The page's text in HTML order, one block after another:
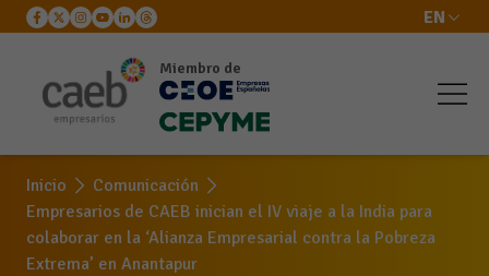
EN
Miembro de
Inicio
Comunicación
Empresarios de CAEB inician el IV viaje a la India para
colaborar en la ‘Alianza Empresarial contra la Pobreza
Extrema’ en Anantapur